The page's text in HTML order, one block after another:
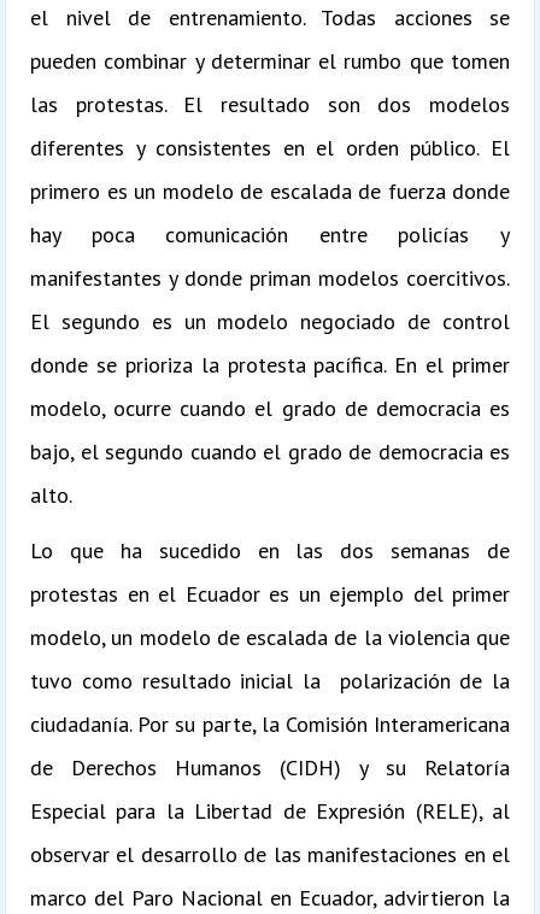
el nivel de entrenamiento. Todas acciones se
pueden combinar y determinar el rumbo que tomen
las protestas. El resultado son dos modelos
diferentes y consistentes en el orden público. El
primero es un modelo de escalada de fuerza donde
hay poca comunicación entre policías y
manifestantes y donde priman modelos coercitivos.
El segundo es un modelo negociado de control
donde se prioriza la protesta pacífica. En el primer
modelo, ocurre cuando el grado de democracia es
bajo, el segundo cuando el grado de democracia es
alto.
Lo que ha sucedido en las dos semanas de
protestas en el Ecuador es un ejemplo del primer
modelo, un modelo de escalada de la violencia que
tuvo como resultado inicial la polarización de la
ciudadanía. Por su parte, la Comisión Interamericana
de Derechos Humanos (CIDH) y su Relatoría
Especial para la Libertad de Expresión (RELE), al
observar el desarrollo de las manifestaciones en el
marco del Paro Nacional en Ecuador, advirtieron la